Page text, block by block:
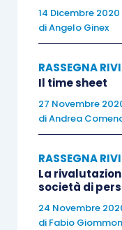
14 Dicembre 2020
diAngelo Ginex
RASSEGNA
Il time sheet
27 Novembre
diAndrea
RASSEGNA
La
società di
24 Novembre
di Fabio